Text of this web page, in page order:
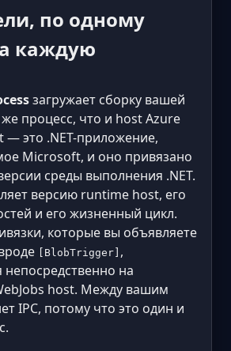
по одному
каждую
загружает сборку вашей
процесс, что и host Azure
— это .NET-приложение,
Microsoft, и оно привязано
среды выполнения .NET.
версию runtime host, его
и его жизненный цикл.
которые вы объявляете
[BlobTrigger] ,
на
host. Между вашим
IPC, потому что это один и